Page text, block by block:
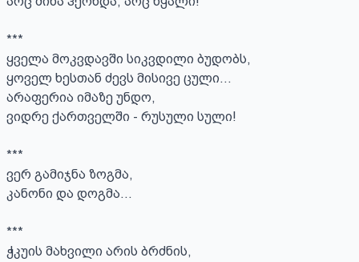
***
ყველა მოკვდავში სიკვდილი ბუდობს,
ყოველ ხესთან ძევს მისივე ცული...
არაფერია იმაზე უნდო,
ვიდრე ქართველში - რუსული სული!
***
ვერ გამიჯნა ზოგმა,
კანონი და დოგმა...
***
ჭკუის მახვილი არის ბრძნის,